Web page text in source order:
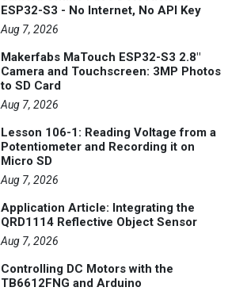
ESP32-S3 - No Internet, No API Key
Aug 7, 2026
Makerfabs MaTouch ESP32-S3 2.8"
Camera and Touchscreen: 3MP Photos
to SD Card
Aug 7, 2026
Lesson 106-1: Reading Voltage from a
Potentiometer and Recording it on
Micro SD
Aug 7, 2026
Application Article: Integrating the
QRD1114 Reflective Object Sensor
Aug 7, 2026
Controlling DC Motors with the
TB6612FNG and Arduino